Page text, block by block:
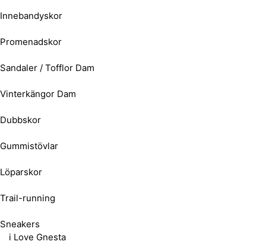
Innebandyskor
Promenadskor
Sandaler / Tofflor Dam
Vinterkängor Dam
Dubbskor
Gummistövlar
Löparskor
Trail-running
Sneakers
i Love Gnesta